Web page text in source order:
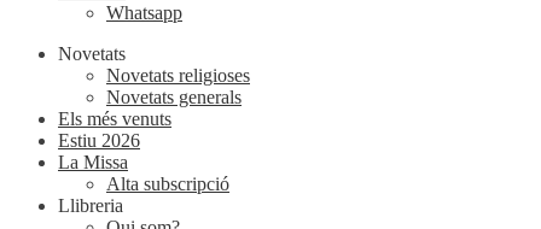
Whatsapp
Novetats
Novetats religioses
Novetats generals
Els més venuts
Estiu 2026
La Missa
Alta subscripció
Llibreria